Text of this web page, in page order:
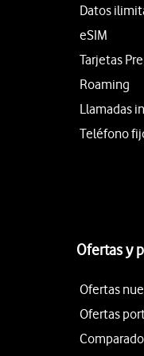
Datos
eSIM
Tarjetas
Roaming
Llamadas
Teléfono
Ofertas y
Ofertas
Ofertas